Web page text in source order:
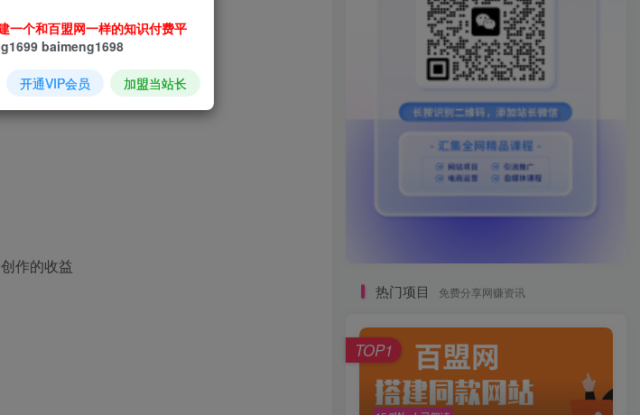
作的收益
热门项目 免费分享网赚资讯
TOP1
一个和百盟网一样的知识付费平
baimeng1698
开通VIP会员 加盟当站长